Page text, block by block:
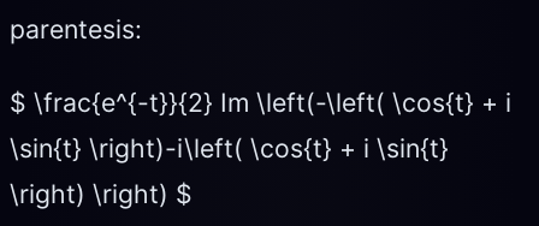
parentesis:
$ \frac{e^{-t}}{2} Im \left(-\left( \cos{t} + i
\sin{t} \right)-i\left( \cos{t} + i \sin{t}
\right) \right) $